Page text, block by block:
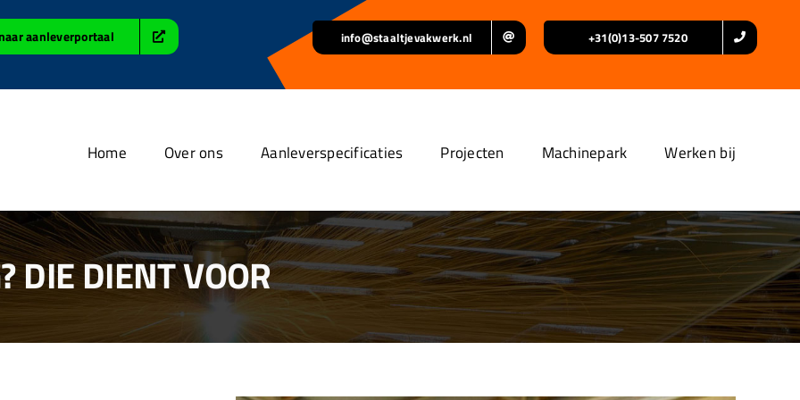
aanleverportaal info@staaltjevakwerk.nl +31(0)13-507 7520
Home Over ons Aanleverspecificaties Projecten Machinepark Werken bij
DIE DIENT VOOR